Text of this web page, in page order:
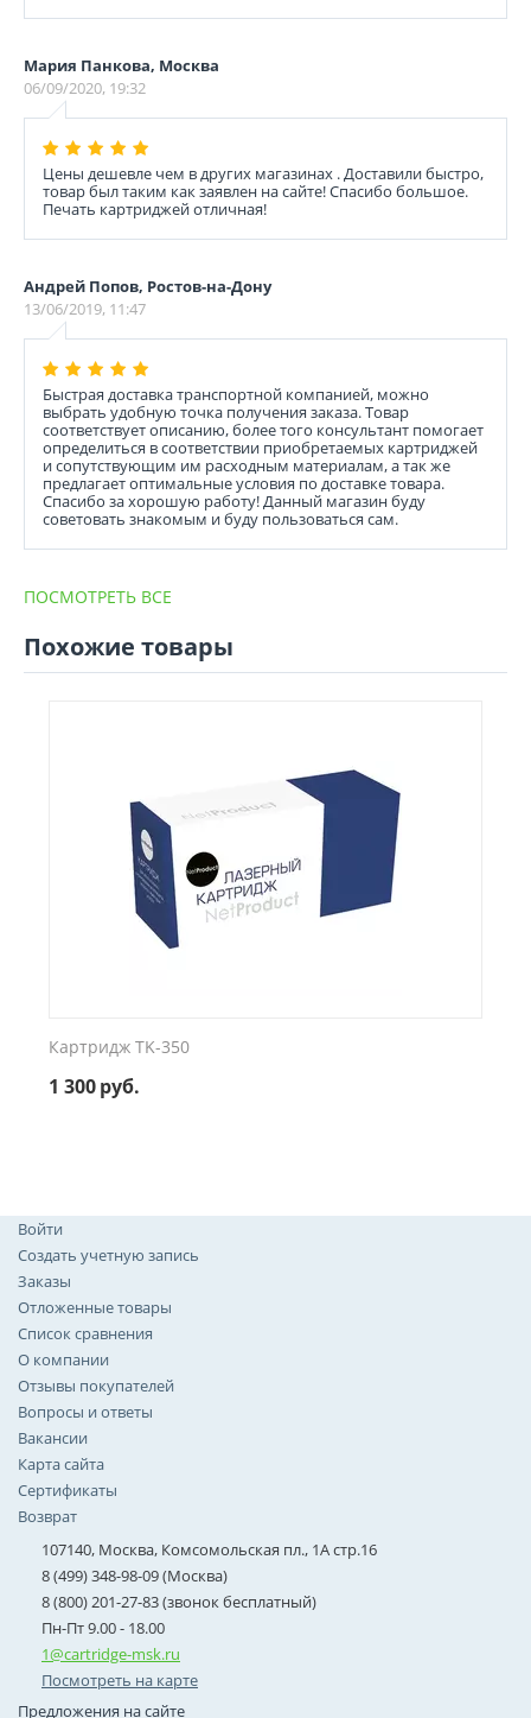
Мария Панкова, Москва
06/09/2020, 19:32
Цены дешевле чем в других магазинах . Доставили быстро,
товар был таким как заявлен на сайте! Спасибо большое.
Печать картриджей отличная!
Андрей Попов, Ростов-на-Дону
13/06/2019, 11:47
Быстрая доставка транспортной компанией, можно
выбрать удобную точка получения заказа. Товар
соответствует описанию, более того консультант помогает
определиться в соответствии приобретаемых картриджей
и сопутствующим им расходным материалам, а так же
предлагает оптимальные условия по доставке товара.
Спасибо за хорошую работу! Данный магазин буду
советовать знакомым и буду пользоваться сам.
ПОСМОТРЕТЬ ВСЕ
Похожие товары
Картридж TK-350
1 300руб.
Войти
Создать учетную запись
Заказы
Отложенные товары
Список сравнения
О компании
Отзывы покупателей
Вопросы и ответы
Вакансии
Карта сайта
Сертификаты
Возврат
107140, Москва, Комсомольская пл., 1А стр.16
8 (499) 348-98-09 (Москва)
8 (800) 201-27-83 (звонок бесплатный)
Пн-Пт 9.00 - 18.00
1@cartridge-msk.ru
Посмотреть на карте
Предложения на сайте